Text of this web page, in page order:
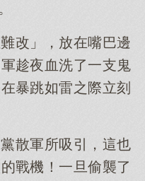
改」，放在嘴巴邊
趁夜血洗了一支鬼
暴跳如雷之際立刻
散軍所吸引，這也
戰機！一旦偷襲了